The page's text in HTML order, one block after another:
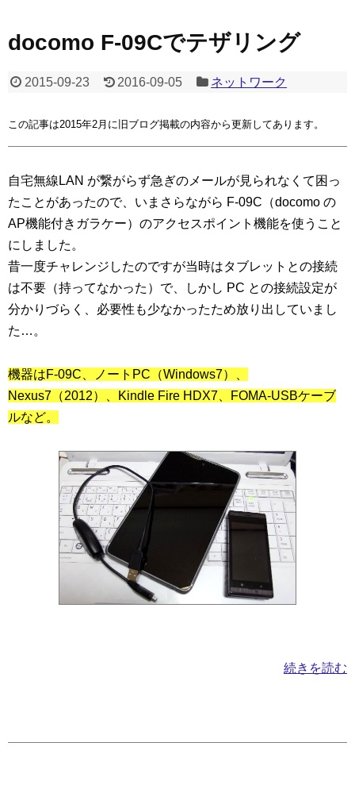
docomo F-09Cでテザリング
2015-09-23 2016-09-05 ネットワーク
この記事は2015年2月に旧ブログ掲載の内容から更新してあります。
自宅無線LAN が繋がらず急ぎのメールが見られなくて困っ
たことがあったので、いまさらながら F-09C（docomo の
AP機能付きガラケー）のアクセスポイント機能を使うこと
にしました。
昔一度チャレンジしたのですが当時はタブレットとの接続
は不要（持ってなかった）で、しかし PC との接続設定が
分かりづらく、必要性も少なかったため放り出していまし
た…。
機器はF-09C、ノートPC（Windows7）、
Nexus7（2012）、Kindle Fire HDX7、FOMA-USBケーブ
ルなど。
続きを読む